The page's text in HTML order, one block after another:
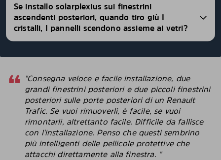
Se installo solarplexius sui finestrini
ascendenti posteriori, quando tiro giù I
cristalli, I pannelli scendono assieme ai vetri?
"Consegna veloce e facile installazione, due
grandi finestrini posteriori e due piccoli finestrini
posteriori sulle porte posteriori di un Renault
Trafic. Se vuoi rimuoverli, è facile, se vuoi
rimontarli, altrettanto facile. Difficile da fallisce
con l'installazione. Penso che questi sembrino
più intelligenti delle pellicole protettive che
attacchi direttamente alla finestra. "